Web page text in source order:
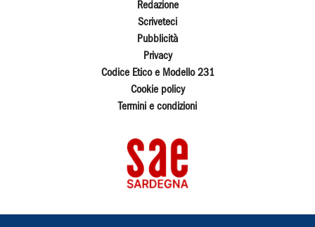
Redazione
Scriveteci
Pubblicità
Privacy
Codice Etico e Modello 231
Cookie policy
Termini e condizioni